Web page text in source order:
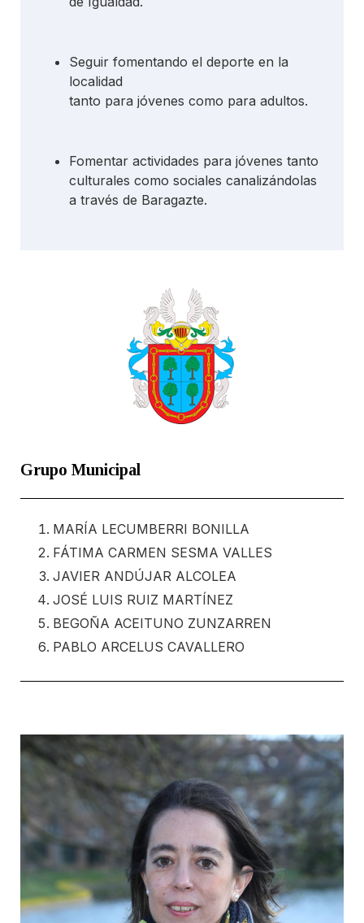
Seguir fomentando el deporte en la
localidad
tanto para jóvenes como para adultos.
Fomentar actividades para jóvenes tanto
culturales como sociales canalizándolas
a través de Baragazte.
Grupo Municipal
MARÍA LECUMBERRI BONILLA
FÁTIMA CARMEN SESMA VALLES
JAVIER ANDÚJAR ALCOLEA
JOSÉ LUIS RUIZ MARTÍNEZ
BEGOÑA ACEITUNO ZUNZARREN
PABLO ARCELUS CAVALLERO